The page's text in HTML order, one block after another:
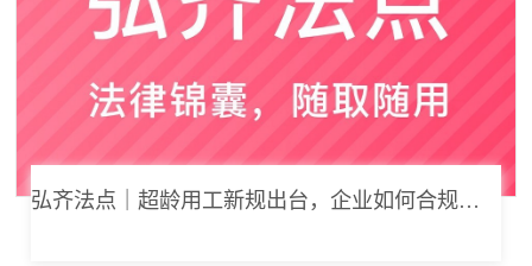
弘齐法点｜超龄用工新规出台，企业如何合规用工